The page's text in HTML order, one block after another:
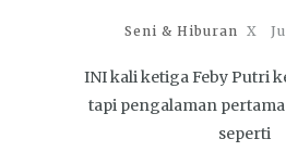
Seni & Hiburan X
INI kali ketiga Feby Putri
tapi pengalaman
seperti